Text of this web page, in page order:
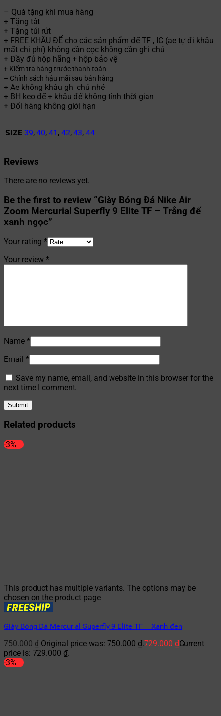
– Quà tặng khi mua hàng
+ Tặng tất
+ Tặng túi rút
+ FREE KHÂU ĐẾ cho các sản phẩm đế TF , IC (ae tự đi khâu
mất chi phí) không cần cọc không cần ghi chú
+ Đầy đủ hộp hãng + hộp bảo vệ
+ Kiểm tra hàng trước thanh toán
– Chính sách hậu mãi sau bán hàng
+ Ae không khâu ghi chú nhé
+ BH keo đế + khâu đế không tính thời gian
+ Đổi hàng không giới hạn
SIZE 39, 40, 41 , 42, 43, 44
Reviews
There are no reviews yet.
Be the first to review “Giày Bóng Đá Nike Air
Zoom Mercurial Superfly 9 Elite TF – Trắng đế
xanh ngọc”
Your rating *
Your review *
Name *
Email *
Save my name, email, and website in this browser for the
next time I comment.
Related products
-3%
This product has multiple variants. The options may be
chosen on the product page
Giày Bóng Đá Mercurial Superfly 9 Elite TF – Xanh đen
750.000₫ Original price was: 750.000 ₫.729.000 ₫Current
price is: 729.000 ₫.
-3%